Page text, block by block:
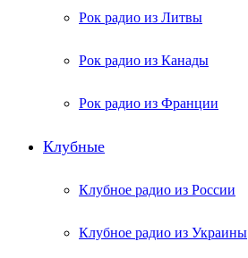
Рок радио из Литвы
Рок радио из Канады
Рок радио из Франции
Клубные
Клубное радио из России
Клубное радио из Украины